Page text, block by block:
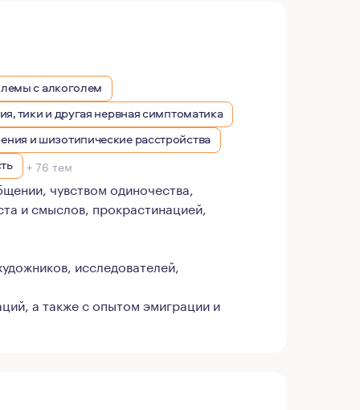
с алкоголем
тики и другая нервная симптоматика
и шизотипические расстройства
+ 76 тем
чувством одиночества,
и смыслов, прокрастинацией,
исследователей,
а также с опытом эмиграции и